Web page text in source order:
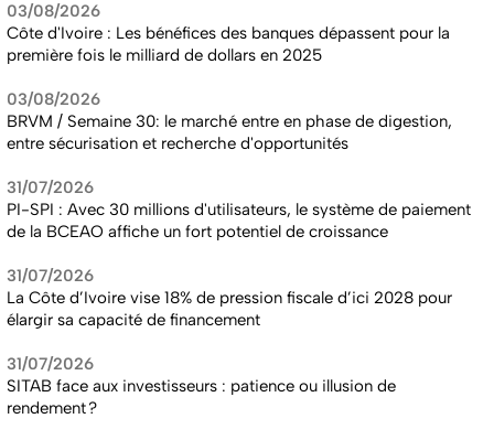
03/08/2026
Côte d'Ivoire : Les bénéfices des banques dépassent pour la
première fois le milliard de dollars en 2025
03/08/2026
BRVM / Semaine 30: le marché entre en phase de digestion,
entre sécurisation et recherche d'opportunités
31/07/2026
PI-SPI : Avec 30 millions d'utilisateurs, le système de paiement
de la BCEAO affiche un fort potentiel de croissance
31/07/2026
La Côte d’Ivoire vise 18% de pression fiscale d’ici 2028 pour
élargir sa capacité de financement
31/07/2026
SITAB face aux investisseurs : patience ou illusion de
rendement ?